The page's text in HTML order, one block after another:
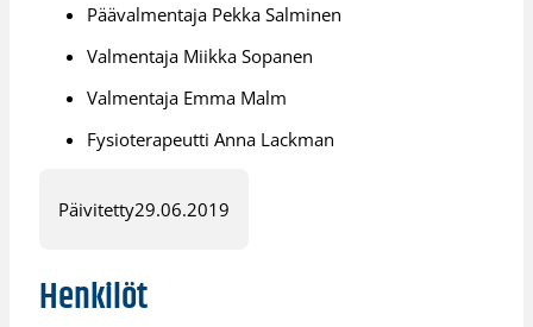
Päävalmentaja Pekka Salminen
Valmentaja Miikka Sopanen
Valmentaja Emma Malm
Fysioterapeutti Anna Lackman
Päivitetty29.06.2019
Henkilöt